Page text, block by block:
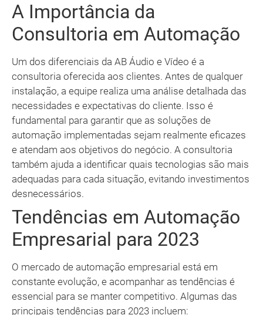
A Importância da
Consultoria em Automação
Um dos diferenciais da AB Áudio e Vídeo é a
consultoria oferecida aos clientes. Antes de qualquer
instalação, a equipe realiza uma análise detalhada das
necessidades e expectativas do cliente. Isso é
fundamental para garantir que as soluções de
automação implementadas sejam realmente eficazes
e atendam aos objetivos do negócio. A consultoria
também ajuda a identificar quais tecnologias são mais
adequadas para cada situação, evitando investimentos
desnecessários.
Tendências em Automação
Empresarial para 2023
O mercado de automação empresarial está em
constante evolução, e acompanhar as tendências é
essencial para se manter competitivo. Algumas das
principais tendências para 2023 incluem: